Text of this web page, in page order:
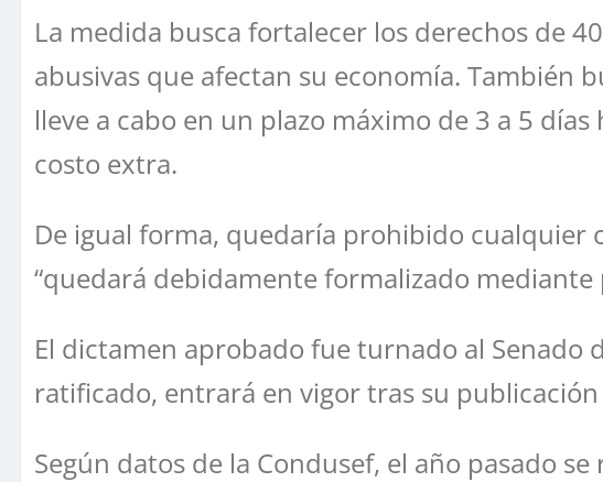
La medida busca fortalecer los derechos de
abusivas que afectan su economía. También
lleve a cabo en un plazo máximo de 3 a 5
costo extra.
De igual forma, quedaría prohibido cualquier
“quedará debidamente formalizado
El dictamen aprobado fue turnado al Senado
ratificado, entrará en vigor tras su
Según datos de la Condusef, el año pasado